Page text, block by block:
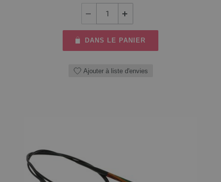
DANS LE PANIER
Ajouter à liste d'envies